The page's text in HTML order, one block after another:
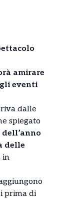
amirare
eventi
dalle
spiegato
delle
in
prima di